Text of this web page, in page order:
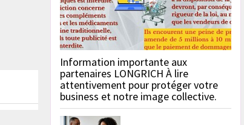
Information importante aux
partenaires LONGRICH À lire
attentivement pour protéger votre
business et notre image collective.